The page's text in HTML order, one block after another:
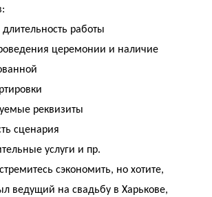
работы
церемонии и наличие
реквизиты
сценария
услуги и пр.
сэкономить, но хотите,
ведущий на свадьбу в Харькове,